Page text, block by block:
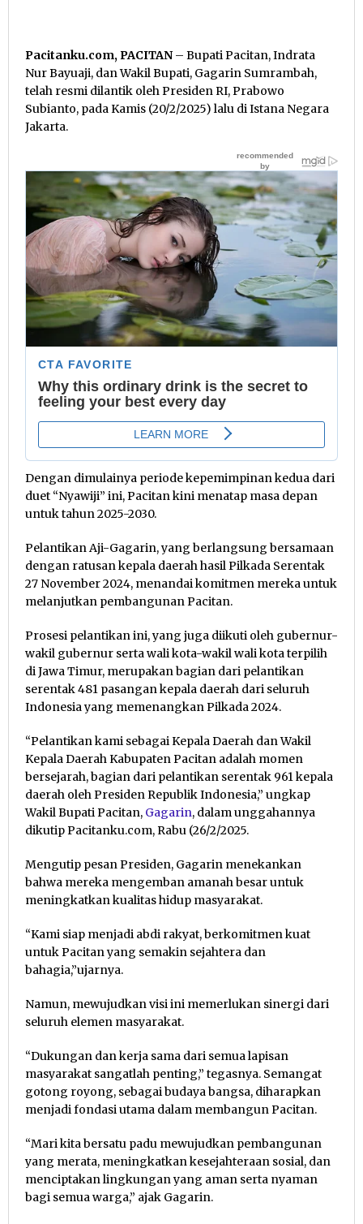
Pacitanku.com, PACITAN – Bupati Pacitan, Indrata
Nur Bayuaji, dan Wakil Bupati, Gagarin Sumrambah,
telah resmi dilantik oleh Presiden RI, Prabowo
Subianto, pada Kamis (20/2/2025) lalu di Istana Negara
Jakarta.
Dengan dimulainya periode kepemimpinan kedua dari
duet “Nyawiji” ini, Pacitan kini menatap masa depan
untuk tahun 2025-2030.
Pelantikan Aji-Gagarin, yang berlangsung bersamaan
dengan ratusan kepala daerah hasil Pilkada Serentak
27 November 2024, menandai komitmen mereka untuk
melanjutkan pembangunan Pacitan.
Prosesi pelantikan ini, yang juga diikuti oleh gubernur-
wakil gubernur serta wali kota-wakil wali kota terpilih
di Jawa Timur, merupakan bagian dari pelantikan
serentak 481 pasangan kepala daerah dari seluruh
Indonesia yang memenangkan Pilkada 2024.
“Pelantikan kami sebagai Kepala Daerah dan Wakil
Kepala Daerah Kabupaten Pacitan adalah momen
bersejarah, bagian dari pelantikan serentak 961 kepala
daerah oleh Presiden Republik Indonesia,” ungkap
Wakil Bupati Pacitan, Gagarin, dalam unggahannya
dikutip Pacitanku.com, Rabu (26/2/2025.
Mengutip pesan Presiden, Gagarin menekankan
bahwa mereka mengemban amanah besar untuk
meningkatkan kualitas hidup masyarakat.
“Kami siap menjadi abdi rakyat, berkomitmen kuat
untuk Pacitan yang semakin sejahtera dan
bahagia,”ujarnya.
Namun, mewujudkan visi ini memerlukan sinergi dari
seluruh elemen masyarakat.
“Dukungan dan kerja sama dari semua lapisan
masyarakat sangatlah penting,” tegasnya. Semangat
gotong royong, sebagai budaya bangsa, diharapkan
menjadi fondasi utama dalam membangun Pacitan.
“Mari kita bersatu padu mewujudkan pembangunan
yang merata, meningkatkan kesejahteraan sosial, dan
menciptakan lingkungan yang aman serta nyaman
bagi semua warga,” ajak Gagarin.